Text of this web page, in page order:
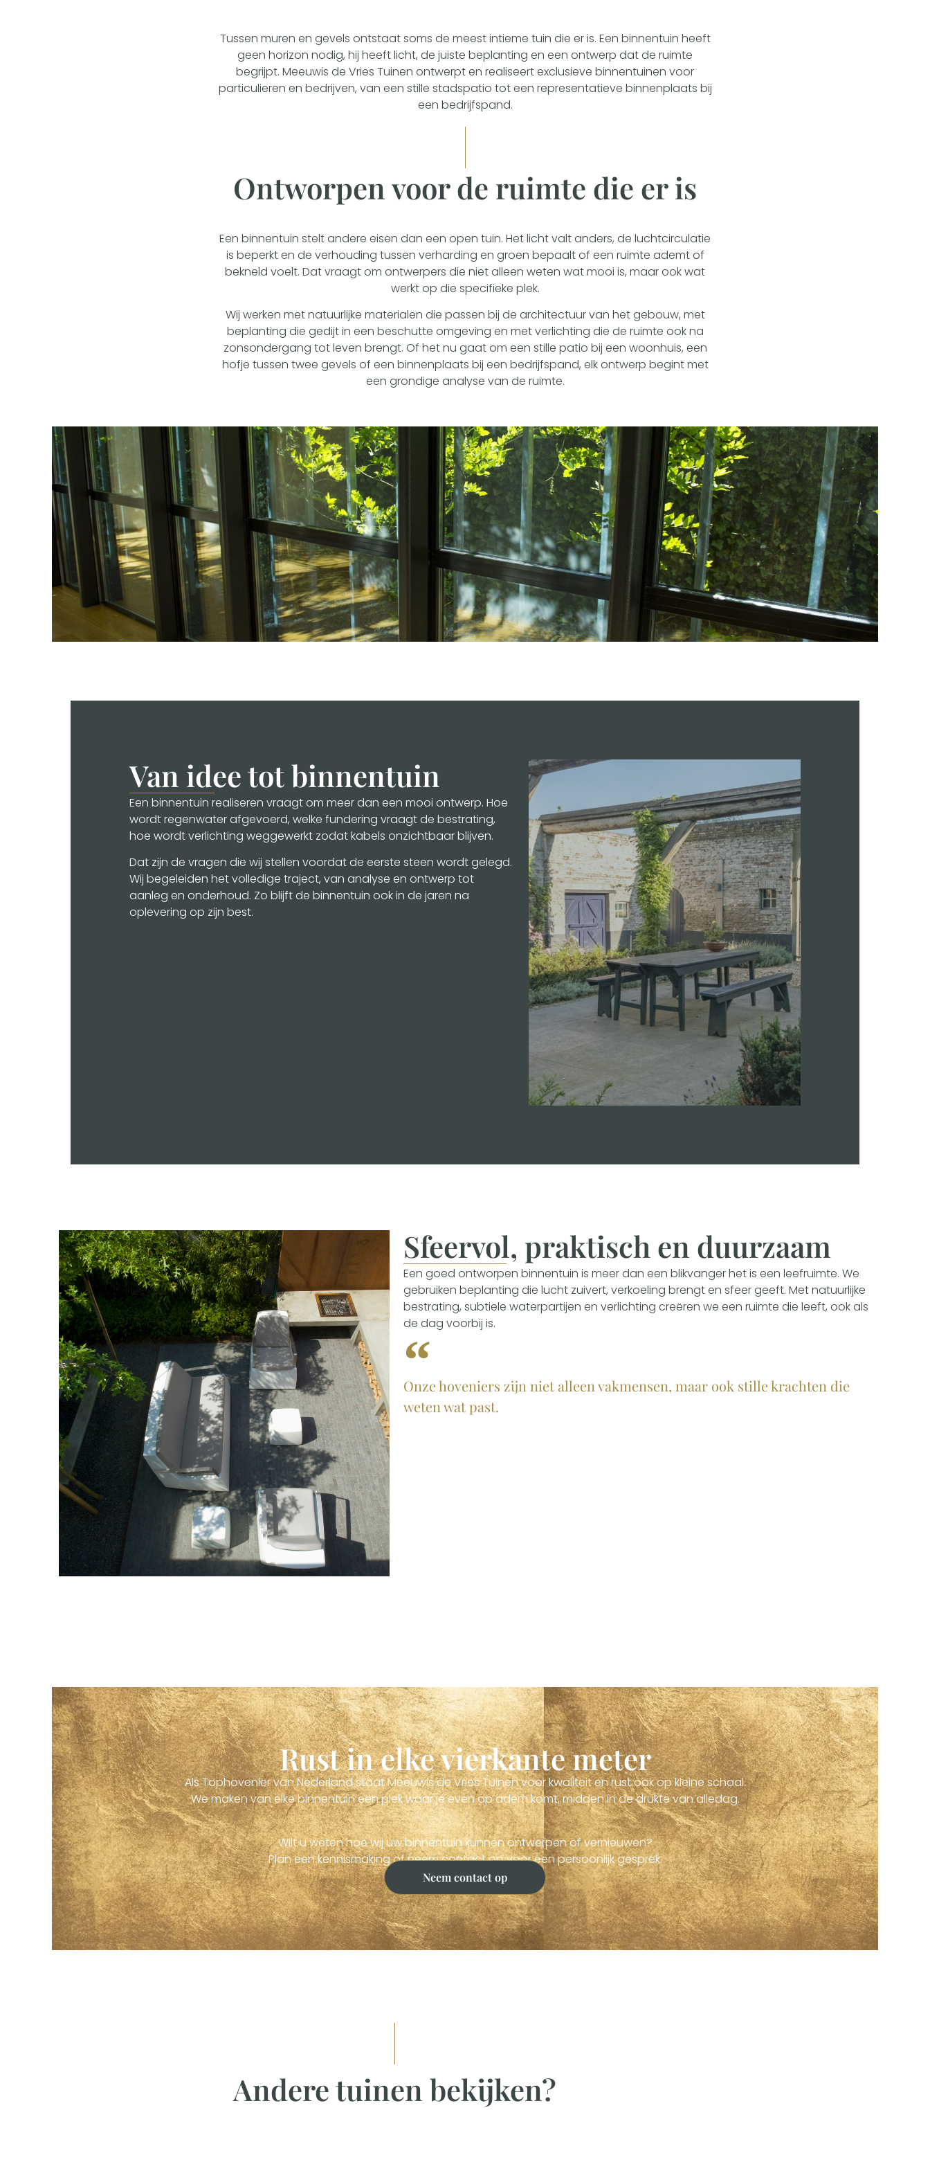
Tussen muren en gevels ontstaat soms de meest intieme tuin die er is. Een binnentuin heeft
geen horizon nodig, hij heeft licht, de juiste beplanting en een ontwerp dat de ruimte
begrijpt. Meeuwis de Vries Tuinen ontwerpt en realiseert exclusieve binnentuinen voor
particulieren en bedrijven, van een stille stadspatio tot een representatieve binnenplaats bij
een bedrijfspand.
Ontworpen voor de ruimte die er is
Een binnentuin stelt andere eisen dan een open tuin. Het licht valt anders, de luchtcirculatie
is beperkt en de verhouding tussen verharding en groen bepaalt of een ruimte ademt of
bekneld voelt. Dat vraagt om ontwerpers die niet alleen weten wat mooi is, maar ook wat
werkt op die specifieke plek.
Wij werken met natuurlijke materialen die passen bij de architectuur van het gebouw, met
beplanting die gedijt in een beschutte omgeving en met verlichting die de ruimte ook na
zonsondergang tot leven brengt. Of het nu gaat om een stille patio bij een woonhuis, een
hofje tussen twee gevels of een binnenplaats bij een bedrijfspand, elk ontwerp begint met
een grondige analyse van de ruimte.
Van idee tot binnentuin
Een binnentuin realiseren vraagt om meer dan een mooi ontwerp. Hoe
wordt regenwater afgevoerd, welke fundering vraagt de bestrating,
hoe wordt verlichting weggewerkt zodat kabels onzichtbaar blijven.
Dat zijn de vragen die wij stellen voordat de eerste steen wordt gelegd.
Wij begeleiden het volledige traject, van analyse en ontwerp tot
aanleg en onderhoud. Zo blijft de binnentuin ook in de jaren na
oplevering op zijn best.
Sfeervol, praktisch en duurzaam
Een goed ontworpen binnentuin is meer dan een blikvanger het is een leefruimte. We
gebruiken beplanting die lucht zuivert, verkoeling brengt en sfeer geeft. Met natuurlijke
bestrating, subtiele waterpartijen en verlichting creëren we een ruimte die leeft, ook als
de dag voorbij is.
Onze hoveniers zijn niet alleen vakmensen, maar ook stille krachten die
weten wat past.
Rust in elke vierkante meter
Als Tophovenier van Nederland staat Meeuwis de Vries Tuinen voor kwaliteit en rust ook op kleine schaal.
We maken van elke binnentuin een plek waar je even op adem komt, midden in de drukte van alledag.
Wilt u weten hoe wij uw binnentuin kunnen ontwerpen of vernieuwen?
Plan een kennismaking of neem contact op voor een persoonlijk gesprek.
Neem contact op
Andere tuinen bekijken?